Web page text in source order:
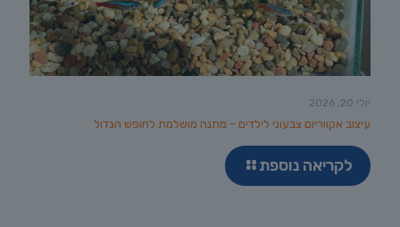
יולי 20, 2026
עיצוב אקווריום צבעוני לילדים – מתנה מושלמת לחופש הגדול
לקריאה נוספת